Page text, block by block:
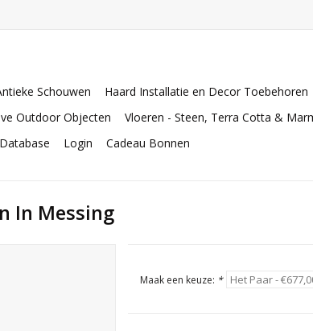
Schouwen Haard Installatie en Decor Toebehoren
Outdoor Objecten
Vloeren - Steen, Terra Cotta &
Login Cadeau Bonnen
In Messing
Maak een keuze: *